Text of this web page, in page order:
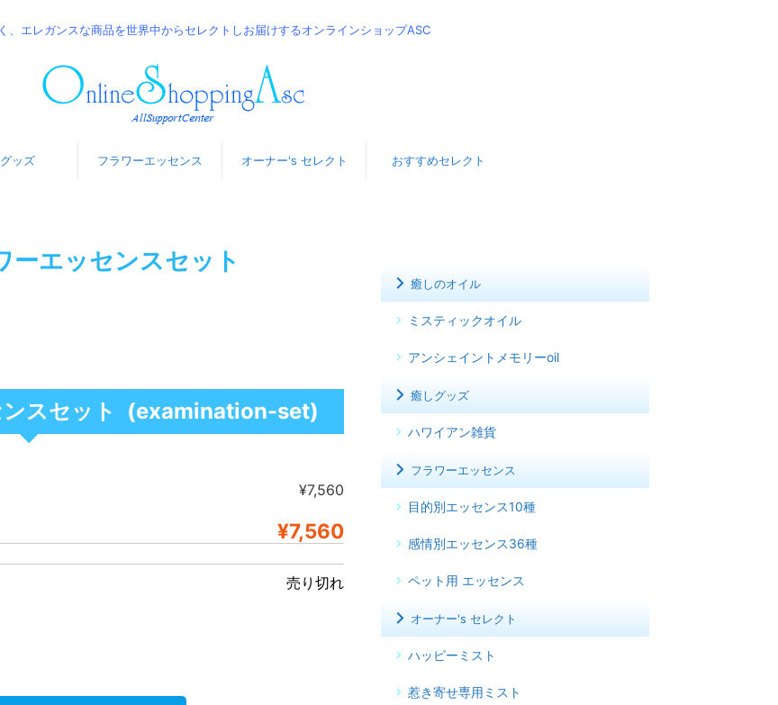
、エレガンスな商品を世界中からセレクトしお届けするオンラインショップASC
ッズ フラワーエッセンス オーナー's セレクト おすすめセレクト
ーエッセンスセット
ンスセット (examination-set)
¥7,560
¥7,560
売り切れ
癒しのオイル
ミスティックオイル
アンシェイントメモリーoil
癒しグッズ
ハワイアン雑貨
フラワーエッセンス
目的別エッセンス10種
感情別エッセンス36種
ペット用 エッセンス
オーナー's セレクト
ハッピーミスト
惹き寄せ専用ミスト